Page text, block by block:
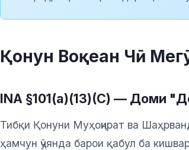
Қонун Воқеан Чӣ
INA §101(a)(13)(C) — Доми
Тибқи Қонуни Муҳоҷират ва
ҳамчун ҷӯянда барои қабул ба